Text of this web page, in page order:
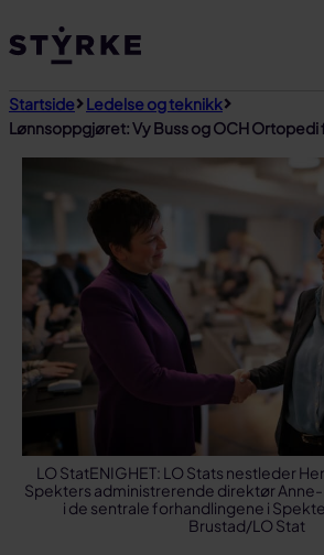
til
Startside
Ledelse og teknikk
Lønnsoppgjøret: Vy Buss og OCH
LO StatENIGHET: LO Stats nestleder
Spekters administrerende direktør
i de sentrale forhandlingene i
Brustad/LO Stat